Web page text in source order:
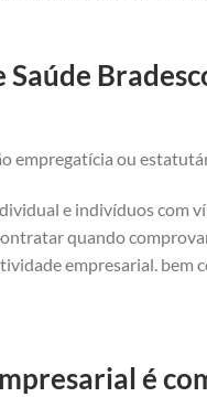
empregatícia ou
e indivíduos com
quando
empresarial. bem
é